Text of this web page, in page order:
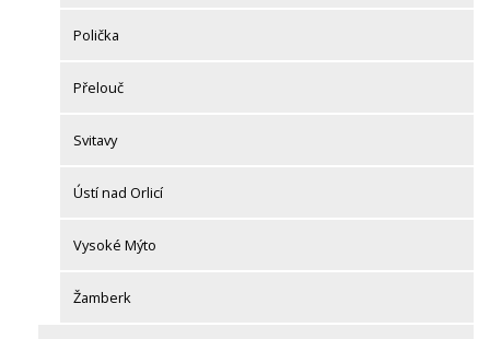
Polička
Přelouč
Svitavy
Ústí nad Orlicí
Vysoké Mýto
Žamberk